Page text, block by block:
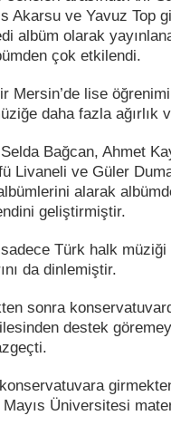
Akarsu ve Yavuz Top
albüm olarak
çok etkilendi.
Mersin’de lise
daha fazla ağırlık
Bağcan, Ahmet
Livaneli ve Güler
alarak
geliştirmiştir.
Türk halk müziği
da dinlemiştir.
sonra
destek
konservatuvara
Mayıs Üniversitesi